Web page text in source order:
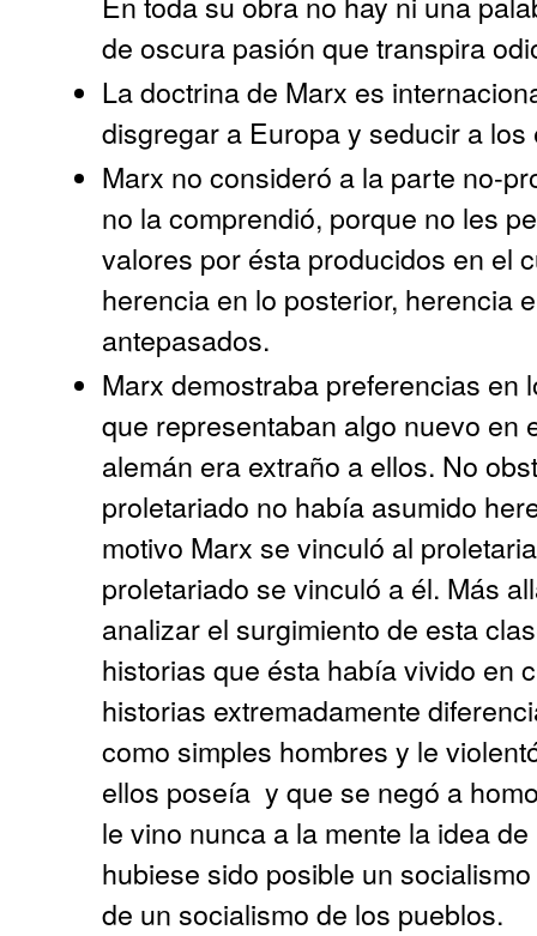
de oscura pasión que transpira
La doctrina de Marx es
disgregar a Europa y seducir a los
Marx no consideró a la parte no-
no la comprendió, porque no les
valores por ésta producidos en el
herencia en lo posterior, herencia
antepasados.
Marx demostraba preferencias en
que representaban algo nuevo en
alemán era extraño a ellos. No
proletariado no había asumido
motivo Marx se vinculó al
proletariado se vinculó a él. Más
analizar el surgimiento de esta
historias que ésta había vivido en
historias extremadamente
como simples hombres y le
ellos poseía y que se negó a
le vino nunca a la mente la idea
hubiese sido posible un
de un socialismo de los pueblos.